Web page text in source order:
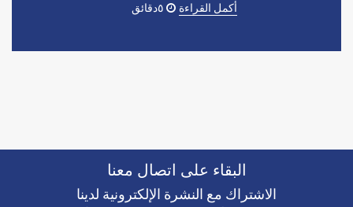
أكمل القراءة
البقاء على اتصال معنا
الاشتراك مع النشرة الإلكترونية لدينا